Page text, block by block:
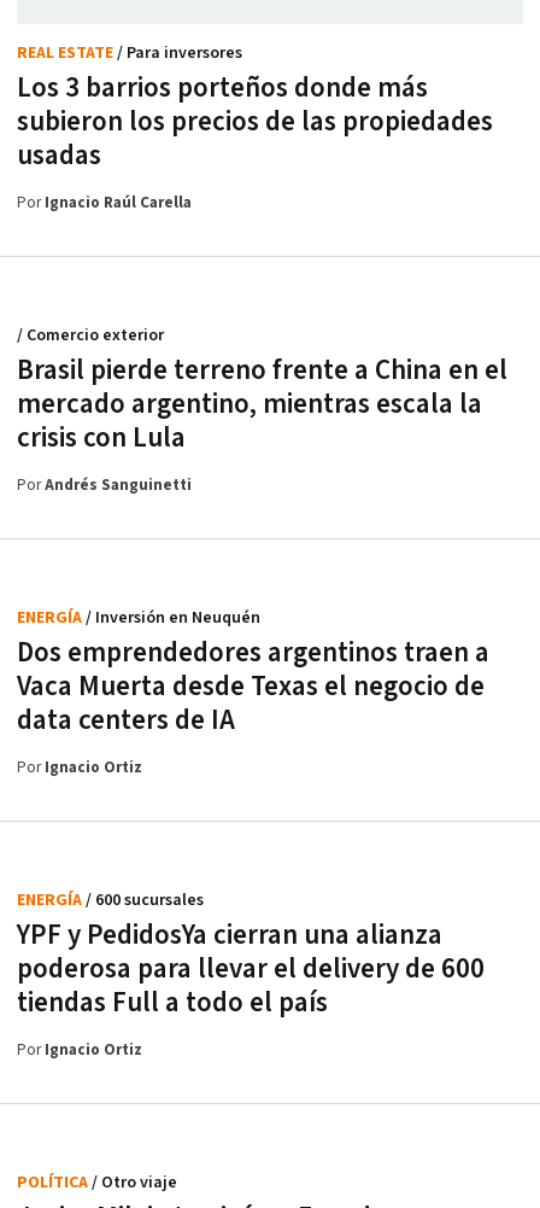
Los 3 barrios porteños donde más
subieron los precios de las propiedades
usadas
REAL ESTATE/ Para inversores
PorIgnacio Raúl Carella
Brasil pierde terreno frente a China en el
mercado argentino, mientras escala la
crisis con Lula
/ Comercio exterior
PorAndrés Sanguinetti
Dos emprendedores argentinos traen a
Vaca Muerta desde Texas el negocio de
data centers de IA
ENERGÍA/ Inversión en Neuquén
PorIgnacio Ortiz
YPF y PedidosYa cierran una alianza
poderosa para llevar el delivery de 600
tiendas Full a todo el país
ENERGÍA/ 600 sucursales
PorIgnacio Ortiz
POLÍTICA/ Otro viaje